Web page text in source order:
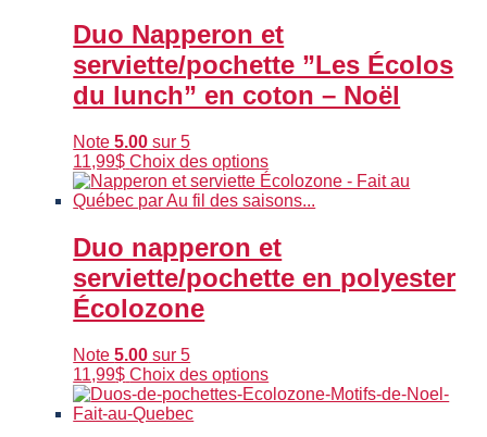
variations.
Les
options
peuvent
être
la
page
du
Duo Napperon et
serviette/pochette ”Les Écolos
du lunch” en coton – Noël
Note5.00 sur 5
11,99$ Choix des optionsCe
produit
a
variations.
Les
options
peuvent
la
page
Duo napperon et
serviette/pochette en polyester
Écolozone
Note5.00 sur 5
11,99$ Choix des optionsCe
produit